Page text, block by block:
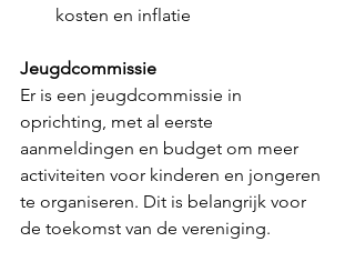
kosten en inflatie
Jeugdcommissie
Er is een jeugdcommissie in
oprichting, met al eerste
aanmeldingen en budget om meer
activiteiten voor kinderen en jongeren
te organiseren. Dit is belangrijk voor
de toekomst van de vereniging.